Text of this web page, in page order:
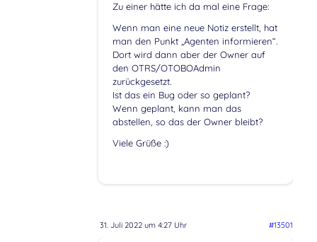
Zu einer hätte ich da mal eine Frage:
Wenn man eine neue Notiz erstellt, hat
man den Punkt „Agenten informieren“.
Dort wird dann aber der Owner auf
den OTRS/OTOBOAdmin
zurückgesetzt.
Ist das ein Bug oder so geplant?
Wenn geplant, kann man das
abstellen, so das der Owner bleibt?
Viele Grüße :)
31. Juli 2022 um 4:27 Uhr #13501